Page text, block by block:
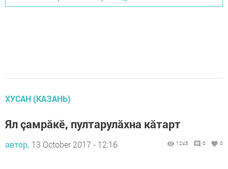
ХУСАН (КАЗАНЬ)
Ял çамрăкӗ, пултарулăхна кăтарт
автор, 13 October 2017 - 12:16 1245 0 0